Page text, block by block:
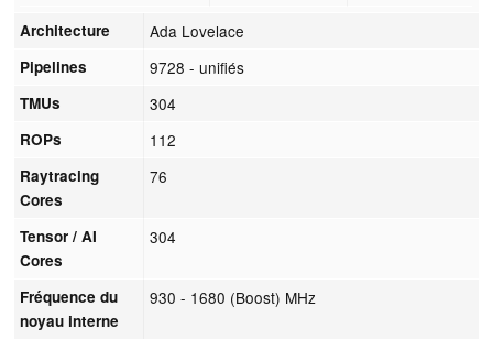
Architecture Ada Lovelace
Pipelines 9728 - unifiés
TMUs 304
ROPs 112
Raytracing
Cores
76
Tensor / AI
Cores
304
Fréquence du
noyau interne
930 - 1680 (Boost) MHz